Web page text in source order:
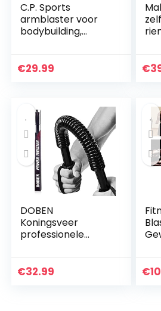
C.P. Sports
armblaster voor
bodybuilding,
bicepstrainer,
€29.99 €
DOBEN
Koningsveer
professionele
fitness 20 kg, 30 kg,
€32.99 €